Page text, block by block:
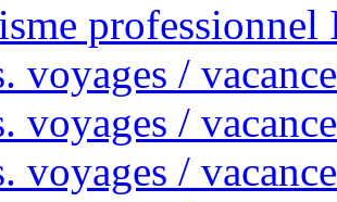
voyages /
voyages /
voyages /